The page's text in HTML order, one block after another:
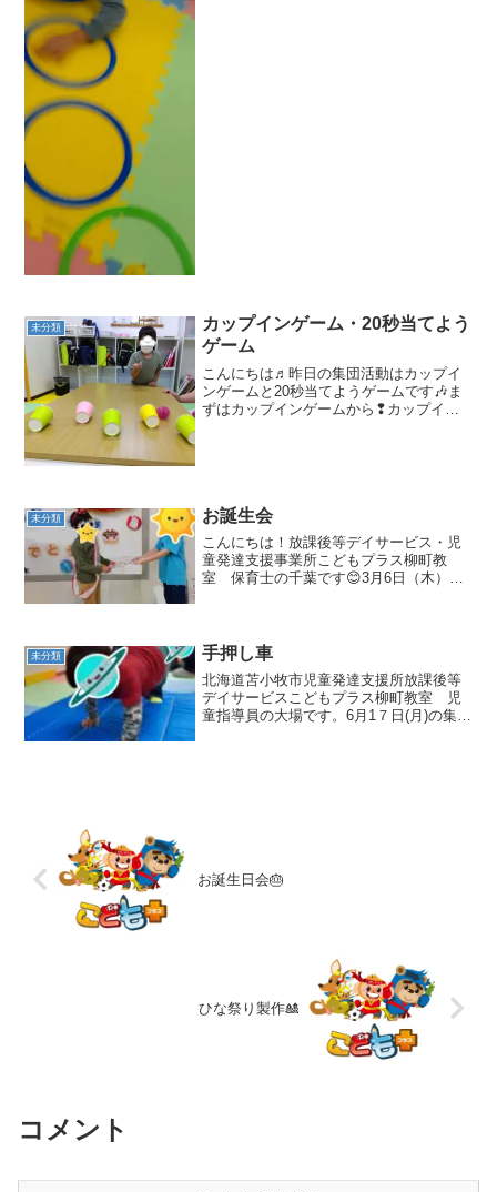
未分類
カップインゲーム・20秒当てよう
ゲーム
こんにちは♬昨日の集団活動はカップイ
ンゲームと20秒当てようゲームです🎶ま
ずはカップインゲームから❢カップイン
未分類 お誕生会
こんにちは！放課後等デイサービス・児
童発達支援事業所こどもプラス柳町教
室 保育士の千葉です😊3月6日（木）は
す！少し照れ臭そうに...
未分類 手押し車
北海道苫小牧市児童発達支援所放課後等
デイサービスこどもプラス柳町教室 児
童指導員の大場です。6月1７日(月)の集団
お誕生日会🎂
ひな祭り製作🎎
コメント